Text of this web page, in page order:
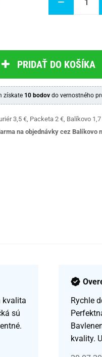
PRIDAŤ DO KOŠÍKA
získate 10 bodovdo vernostného
3,5 €, Packeta 2 €, Balíkovo
na objednávky cez Balíkovo
kvalita
sú
Rychle
kvality.